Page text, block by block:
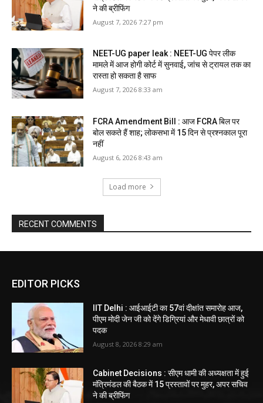
ने की ब्रीफिंग
August 7, 2026 7:27 pm
NEET-UG paper leak : NEET-UG पेपर लीक
मामले में आज होगी कोर्ट में सुनवाई, जांच से ट्रायल तक का
रास्ता हो सकता है साफ
August 7, 2026 8:33 am
FCRA Amendment Bill : आज FCRA बिल पर
बोल सकते हैं शाह; लोकसभा में 15 दिन से प्रश्नकाल पूरा
नहीं
August 6, 2026 8:43 am
Load more
RECENT COMMENTS
EDITOR PICKS
IIT Delhi : आईआईटी का 57वां दीक्षांत समारोह आज,
पीएम मोदी जेन जी को देंगे डिग्रियां और मेधावी छात्रों को
पदक
August 8, 2026 8:29 am
Cabinet Decisions : सीएम धामी की अध्यक्षता में हुई
मंत्रिमंडल की बैठक में 15 प्रस्तावों पर मुहर, अपर सचिव
ने की ब्रीफिंग